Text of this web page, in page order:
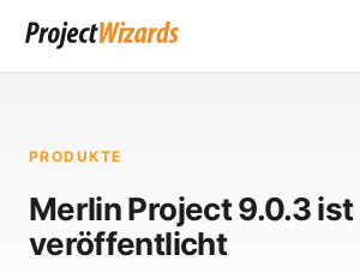
PRODUKTE
Merlin Project 9.0.3 ist
veröffentlicht